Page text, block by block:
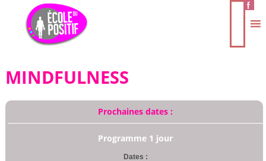
MINDFULNESS
Prochaines dates :
Programme 1 jour
Dates :